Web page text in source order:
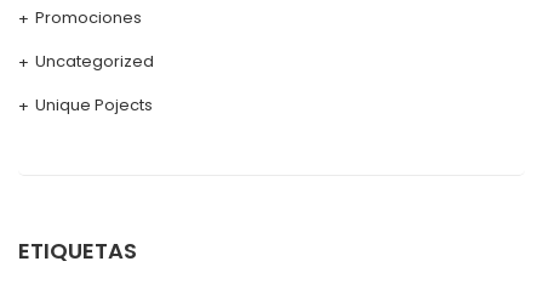
Promociones
Uncategorized
Unique Pojects
ETIQUETAS